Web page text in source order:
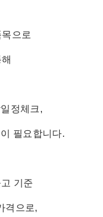
으로
정체크,
필요합니다.
기준
격으로,